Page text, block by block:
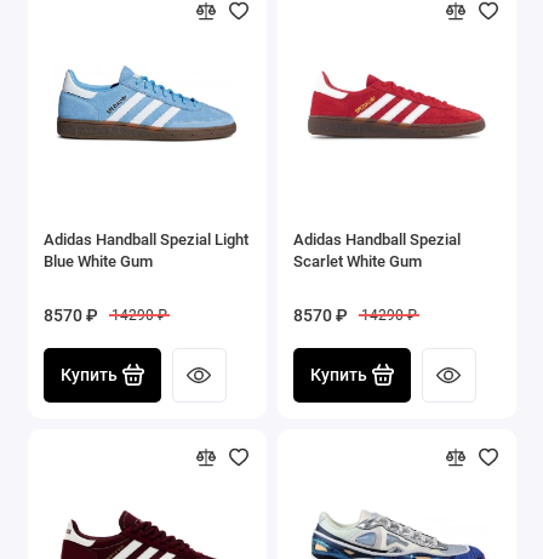
Adidas Handball Spezial Light
Blue White Gum
8570 ₽ 14290 ₽
Купить
Adidas Handball Spezial
Scarlet White Gum
8570 ₽ 14290 ₽
Купить